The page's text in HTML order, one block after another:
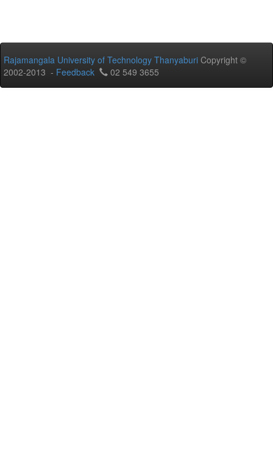
Rajamangala University of Technology Thanyaburi Copyright ©
2002-2013 - Feedback 02 549 3655